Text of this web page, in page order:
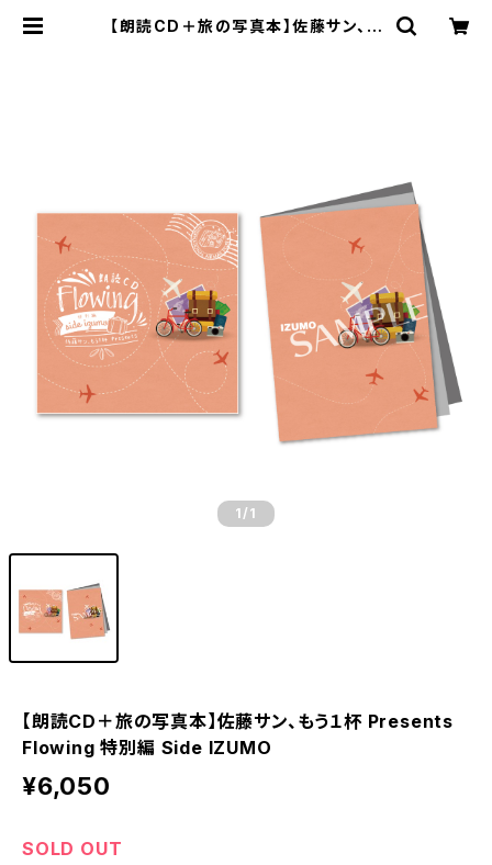
【朗読CD＋旅の写真本】佐藤サン、も
1 /1
【朗読CD＋旅の写真本】佐藤サン、もう１杯 Presents
Flowing 特別編 Side IZUMO
¥6,050
SOLD OUT